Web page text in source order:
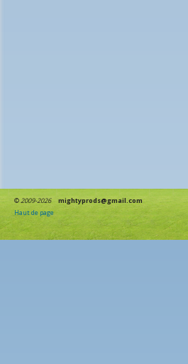
©2009-2026
mightyprods@gmail.com
Haut de page